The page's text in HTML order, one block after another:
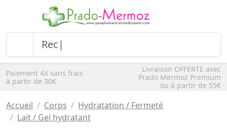
Paiement 4X sans frais
à partir de 30€
Livraison OFFERTE avec
Prado Mermoz Premium
ou à partir de 55€
Accueil Corps
Hydratation / Fermeté
Lait / Gel hydratant